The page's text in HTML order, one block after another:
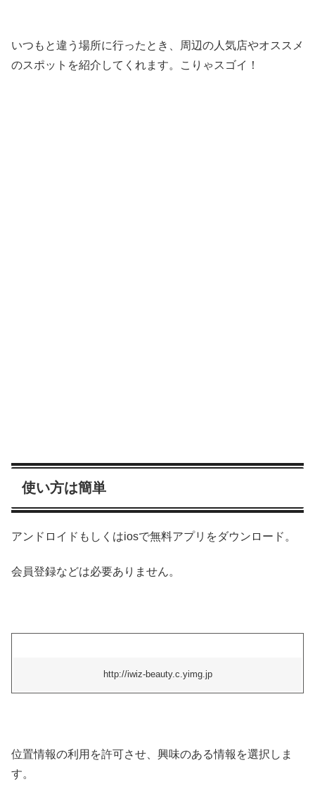
いつもと違う場所に行ったとき、周辺の人気店やオススメ
のスポットを紹介してくれます。こりゃスゴイ！
使い方は簡単
アンドロイドもしくはiosで無料アプリをダウンロード。
会員登録などは必要ありません。
http://iwiz-beauty.c.yimg.jp
位置情報の利用を許可させ、興味のある情報を選択しま
す。